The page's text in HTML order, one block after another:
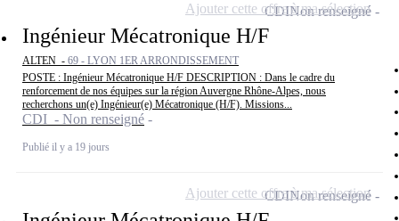
Ingénieur Mécatronique H/F
ALTEN - 69 - LYON 1ER ARRONDISSEMENT
POSTE : Ingénieur Mécatronique H/F DESCRIPTION : Dans le cadre du
renforcement de nos équipes sur la région Auvergne Rhône-Alpes, nous
recherchons un(e) Ingénieur(e) Mécatronique (H/F). Missions...
CDI - Non renseigné
Publié il y a 19 jours
CDINon renseigné
Ajouter cette offre à ma sélection
CDINon renseigné
Ajouter cette offre à ma sélection